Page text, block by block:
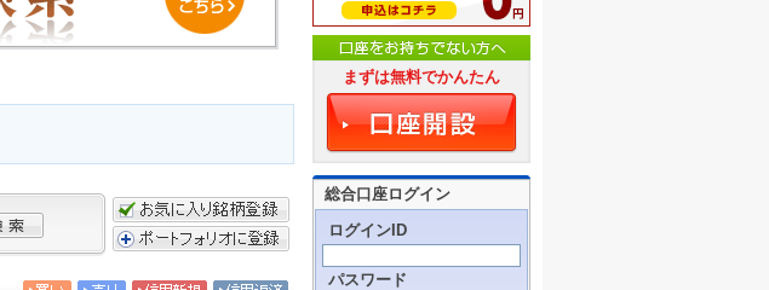
まずは無料でかんたん
総合口座ログイン
ログインID
パスワード